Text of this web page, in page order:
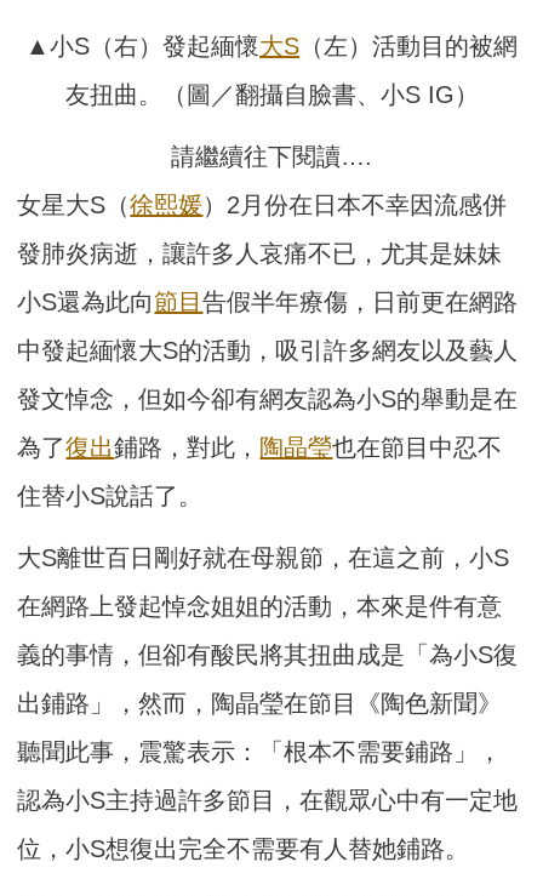
▲小S（右）發起緬懷大S （左）活動目的被網
友扭曲。（圖／翻攝自臉書、小S IG）
請繼續往下閱讀….
女星大S（徐熙媛）2月份在日本不幸因流感併
發肺炎病逝，讓許多人哀痛不已，尤其是妹妹
小S還為此向節目告假半年療傷，日前更在網路
中發起緬懷大S的活動，吸引許多網友以及藝人
發文悼念，但如今卻有網友認為小S的舉動是在
為了復出鋪路，對此， 陶晶瑩也在節目中忍不
住替小S說話了。
大S離世百日剛好就在母親節，在這之前，小S
在網路上發起悼念姐姐的活動，本來是件有意
義的事情，但卻有酸民將其扭曲成是「為小S復
出鋪路」，然而，陶晶瑩在節目《陶色新聞》
聽聞此事，震驚表示：「根本不需要鋪路」，
認為小S主持過許多節目，在觀眾心中有一定地
位，小S想復出完全不需要有人替她鋪路。